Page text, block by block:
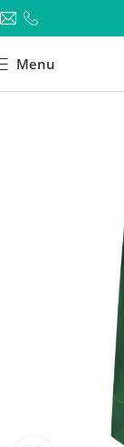
Menu